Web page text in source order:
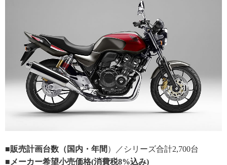
■販売計画台数（国内・年間 ）／シリーズ合計2,700台
■メーカー希望小売価格(消費税8%込み)